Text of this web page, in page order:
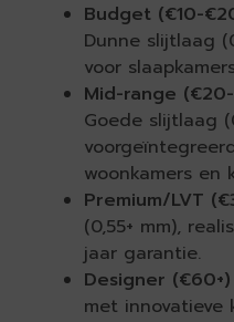
Budget (€10-
Dunne slijtlaag
voor
Mid-range
Goede slijtlaag
woonkamers en
Premium/LVT
(0,55+ mm),
jaar garantie.
Designer (€60+)
met innovatieve